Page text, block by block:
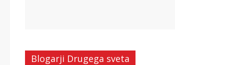
Blogarji Drugega sveta